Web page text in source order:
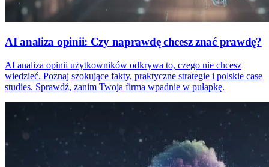
AI analiza opinii: Czy naprawdę chcesz znać prawdę?
AI analiza opinii użytkowników odkrywa to, czego nie chcesz
wiedzieć. Poznaj szokujące fakty, praktyczne strategie i polskie case
studies. Sprawdź, zanim Twoja firma wpadnie w pułapkę.